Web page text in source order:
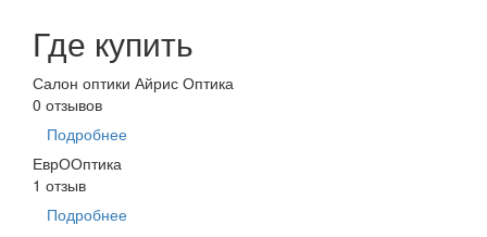
Где купить
Салон оптики Айрис Оптика
0 отзывов
Подробнее
ЕврООптика
1 отзыв
Подробнее